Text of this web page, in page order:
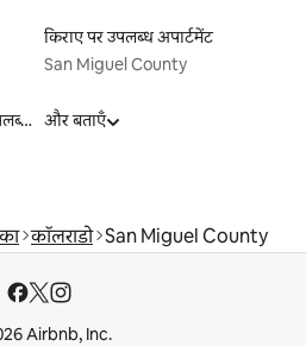
किराए पर उपलब्ध अपार्टमेंट
San Miguel County
पालतू जीवों के लिए किराए पर उपलब्ध लिस्टिंग और बताएँ
कॉलराडो San Miguel County
Airbnb, Inc.